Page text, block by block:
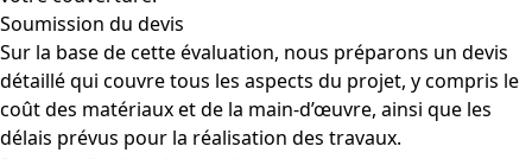
Soumission du devis
Sur la base de cette évaluation, nous préparons un devis
détaillé qui couvre tous les aspects du projet, y compris le
coût des matériaux et de la main-d’œuvre, ainsi que les
délais prévus pour la réalisation des travaux.